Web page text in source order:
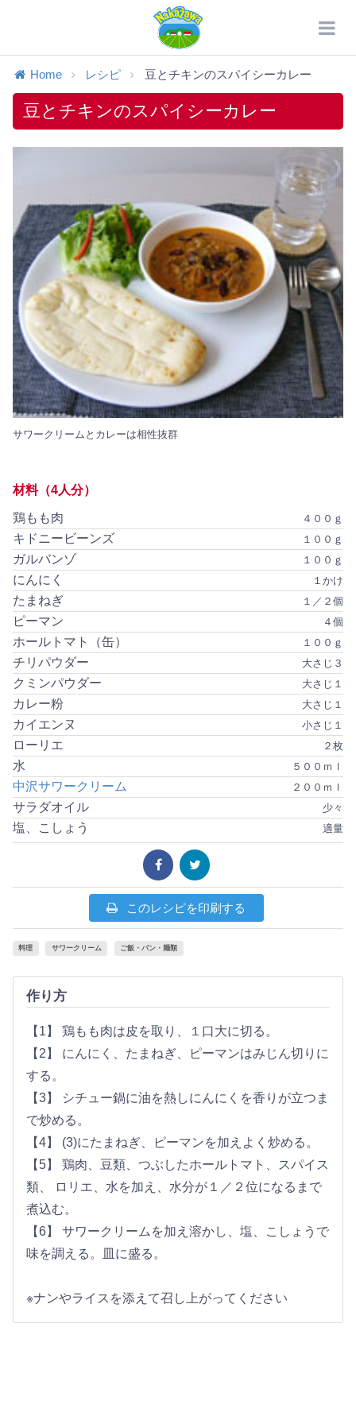
Home レシピ 豆とチキンのスパイシーカレー
豆とチキンのスパイシーカレー
サワークリームとカレーは相性抜群
材料（4人分）
４００ｇ
鶏もも肉
１００ｇ
キドニービーンズ
１００ｇ
ガルバンゾ
１かけ
にんにく
１／２個
たまねぎ
４個
ピーマン
１００ｇ
ホールトマト（缶）
大さじ３
チリパウダー
大さじ１
クミンパウダー
大さじ１
カレー粉
小さじ１
カイエンヌ
２枚
ローリエ
５００ｍｌ
水
２００ｍｌ
中沢サワークリーム
少々
サラダオイル
適量
塩、こしょう
このレシピを印刷する
料理 サワークリーム ご飯・パン・麺類
作り方
【1】 鶏もも肉は皮を取り、１口大に切る。
【2】 にんにく、たまねぎ、ピーマンはみじん切りに
する。
【3】 シチュー鍋に油を熱しにんにくを香りが立つま
で炒める。
【4】 (3)にたまねぎ、ピーマンを加えよく炒める。
【5】 鶏肉、豆類、つぶしたホールトマト、スパイス
類、 ロリエ、水を加え、水分が１／２位になるまで
煮込む。
【6】 サワークリームを加え溶かし、塩、こしょうで
味を調える。皿に盛る。
※ナンやライスを添えて召し上がってください